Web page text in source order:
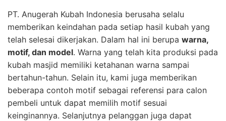
PT. Anugerah Kubah Indonesia berusaha selalu
memberikan keindahan pada setiap hasil kubah yang
telah selesai dikerjakan. Dalam hal ini berupa warna,
motif, dan model. Warna yang telah kita produksi pada
kubah masjid memiliki ketahanan warna sampai
bertahun-tahun. Selain itu, kami juga memberikan
beberapa contoh motif sebagai referensi para calon
pembeli untuk dapat memilih motif sesuai
keinginannya. Selanjutnya pelanggan juga dapat